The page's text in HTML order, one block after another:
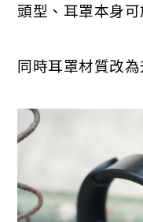
頭型、耳罩本身
同時耳罩材質改